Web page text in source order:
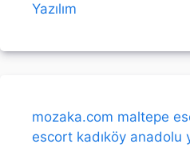
Yazılım
mozaka.com maltepe
escort kadıköy anadolu